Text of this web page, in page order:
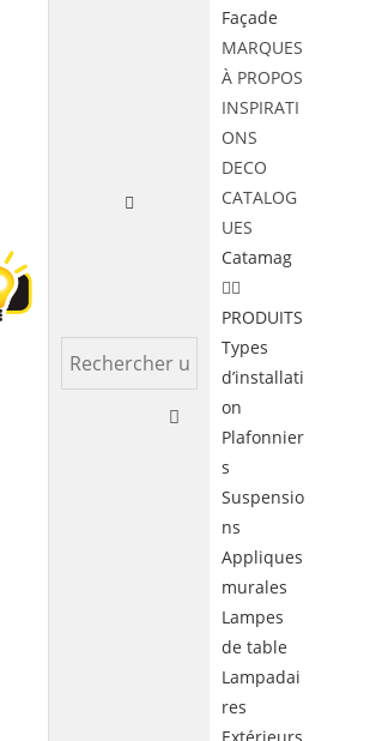
Façade
MARQUES
À PROPOS
INSPIRATI
ONS
DECO
CATALOG
UES
Catamag
PRODUITS
Types
d’installati
on
Plafonnier
s
Suspensio
ns
Appliques
murales
Lampes
de table
Lampadai
res